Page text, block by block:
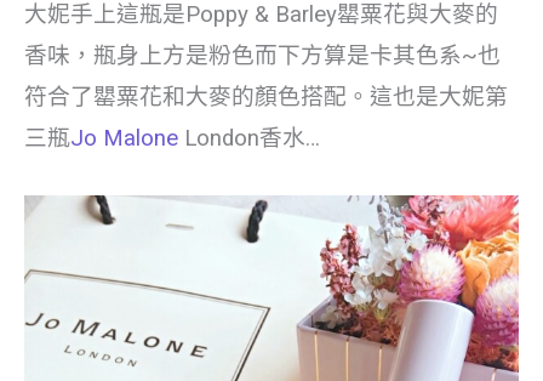
大妮手上這瓶是Poppy & Barley罌粟花與大麥的
香味，瓶身上方是粉色而下方算是卡其色系~也
符合了罌粟花和大麥的顏色搭配。這也是大妮第
三瓶Jo Malone London香水…